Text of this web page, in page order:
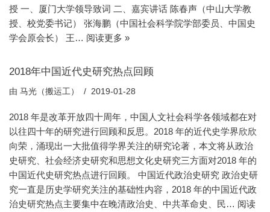
授 一、厦门大学领导致词 二、嘉宾讲话 陈春声（中山大学教
授、校党委书记） 张海鹏（中国社会科学院学部委员、中国史
学会原会长） 王… 阅读更多 »
2018年中国近代史研究热点回顾
由 马光（搬运工） 2019-01-28
2018 年是改革开放四十周年，中国人文社会科学各领域都在对
以往四十年的研究进行回顾和反思。2018 年的近代史学界欣欣
向荣，涌现出一大批值得学界关注的研究论著，本文将从政治
史研究、社会经济史研究和思想文化史研究三方面对2018 年的
中国近代史研究热点进行回顾。 中国近代政治史研究 政治史研
究一直是历史学研究关注的基础性内容，2018 年的中国近代政
治史研究热点主要集中在晚清政治史、中共革命史、民… 阅读